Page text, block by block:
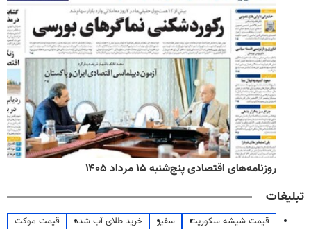
روزنامه‌های اقتصادی پنج‌شنبه ۱۵ مرداد ۱۴۰۵
تبلیغات
قیمت شیشه سکوریت سفیر خرید طلای آب شده
قیمت موکت